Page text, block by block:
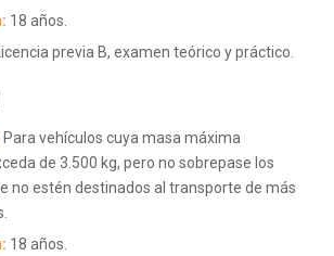
18 años.
previa B, examen teórico y práctico.
Para vehículos cuya masa máxima
de 3.500 kg, pero no sobrepase los
no estén destinados al transporte de más
18 años.